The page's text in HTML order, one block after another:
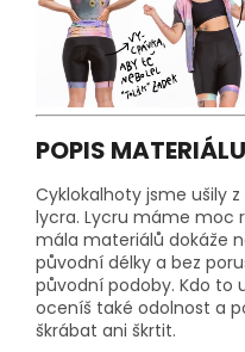
POPIS
Cyklokalhoty jsme ušily
lycra. Lycru máme moc
mála materiálů dokáže
původní délky a bez
původní podoby. Kdo to
oceníš také odolnost a
škrábat ani škrtit.